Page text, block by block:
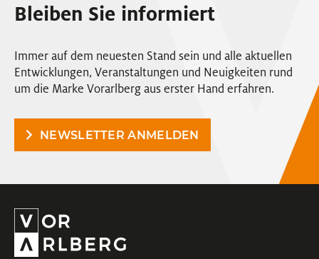
Bleiben Sie informiert
Immer auf dem neuesten Stand sein und alle aktuellen
Entwicklungen, Veranstaltungen und Neuigkeiten rund
um die Marke Vorarlberg aus erster Hand erfahren.
NEWSLETTER ANMELDEN